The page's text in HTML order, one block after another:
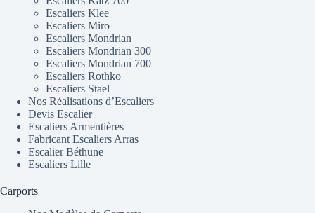
Escaliers Klee
Escaliers Miro
Escaliers Mondrian
Escaliers Mondrian 300
Escaliers Mondrian 700
Escaliers Rothko
Escaliers Stael
Nos Réalisations d’Escaliers
Devis Escalier
Escaliers Armentières
Fabricant Escaliers Arras
Escalier Béthune
Escaliers Lille
Carports